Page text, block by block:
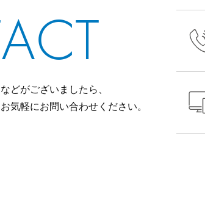
どがございましたら、
気軽にお問い合わせください。